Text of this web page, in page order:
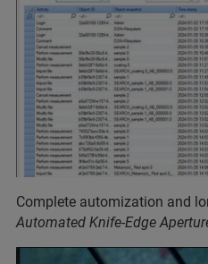
Complete automization and
Automated Knife-Edge